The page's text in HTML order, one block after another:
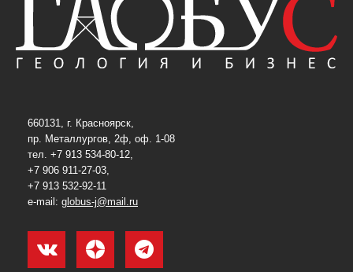
660131, г. Красноярск,
пр. Металлургов, 2ф, оф. 1-08
тел. +7 913 534-80-12,
+7 906 911-27-03,
+7 913 532-92-11
e-mail: globus-j@mail.ru